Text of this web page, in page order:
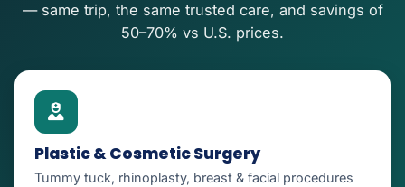
— same trip, the same trusted care, and savings of
50–70% vs U.S. prices.
Plastic & Cosmetic Surgery
Tummy tuck, rhinoplasty, breast & facial procedures